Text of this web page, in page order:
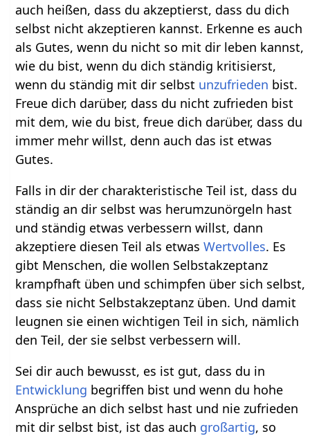
auch heißen, dass du akzeptierst, dass du dich
selbst nicht akzeptieren kannst. Erkenne es auch
als Gutes, wenn du nicht so mit dir leben kannst,
wie du bist, wenn du dich ständig kritisierst,
wenn du ständig mit dir selbst unzufrieden bist.
Freue dich darüber, dass du nicht zufrieden bist
mit dem, wie du bist, freue dich darüber, dass du
immer mehr willst, denn auch das ist etwas
Gutes.
Falls in dir der charakteristische Teil ist, dass du
ständig an dir selbst was herumzunörgeln hast
und ständig etwas verbessern willst, dann
akzeptiere diesen Teil als etwasWertvolles. Es
gibt Menschen, die wollen Selbstakzeptanz
krampfhaft üben und schimpfen über sich selbst,
dass sie nicht Selbstakzeptanz üben. Und damit
leugnen sie einen wichtigen Teil in sich, nämlich
den Teil, der sie selbst verbessern will.
Sei dir auch bewusst, es ist gut, dass du in
Entwicklung begriffen bist und wenn du hohe
Ansprüche an dich selbst hast und nie zufrieden
mit dir selbst bist, ist das auch großartig, so